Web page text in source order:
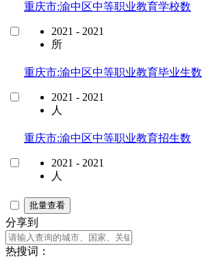
重庆市:渝中区中等职业教育学校数
2021 - 2021
所
重庆市:渝中区中等职业教育毕业生数
2021 - 2021
人
重庆市:渝中区中等职业教育招生数
2021 - 2021
人
批量查看
分享到
热搜词：